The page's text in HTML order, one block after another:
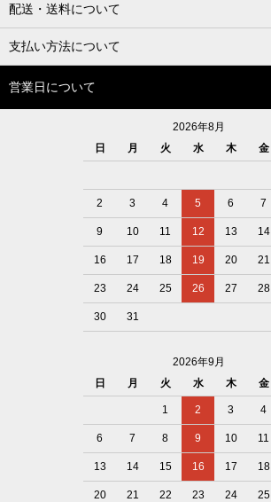
配送・送料について
支払い方法について
営業日について
2026年8月
日
月 火 水 木 金
2 3 4 5 6 7
9 10 11 12 13 14
16 17 18 19 20 21
23 24 25 26 27 28
30 31
2026年9月
日
月 火 水 木 金
1 2 3 4
6 7 8 9 10 11
13 14 15 16 17 18
20 21 22 23 24 25